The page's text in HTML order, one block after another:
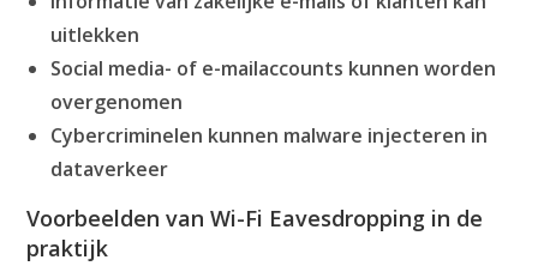
uitlekken
Social media- of e-mailaccounts kunnen worden
overgenomen
Cybercriminelen kunnen malware injecteren in
dataverkeer
Voorbeelden van Wi-Fi Eavesdropping in de
praktijk